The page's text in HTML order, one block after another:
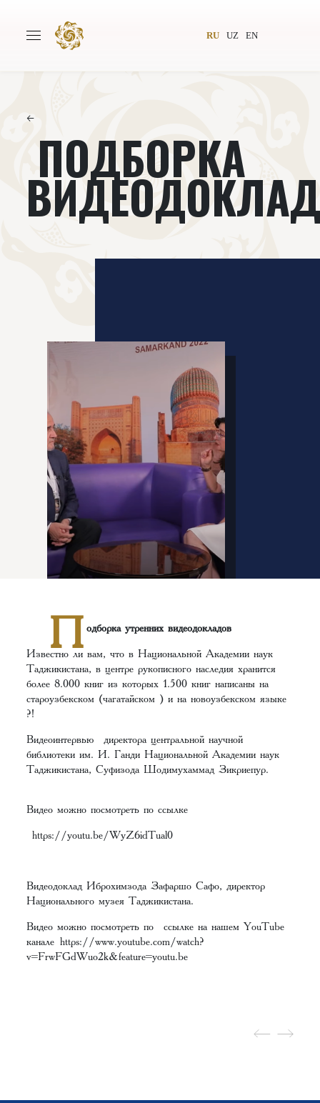
RU UZ EN
Всемирное общество
Издательство
Подкасты
←
ПОДБОРКА
П одборка утренних видеодокладов
Известно ли вам, что в Национальной Академии наук
Таджикистана, в центре рукописного наследия хранится
более 8.000 книг из которых 1.500 книг написаны на
староузбекском (чагатайском ) и на новоузбекском языке
?!
Видеоинтервью директора центральной научной
библиотеки им. И. Ганди Национальной Академии наук
Таджикистана, Суфизода Шодимухаммад Зикриепур.
Видео можно посмотреть по ссылке
https://youtu.be/WyZ6idTual0
Видеодоклад Иброхимзода Зафаршо Сафо, директор
Национального музея Таджикистана.
Видео можно посмотреть по ссылке на нашем YouTube
каналеhttps://www.youtube.com/watch?
v=FrwFGdWuo2k&feature=youtu.be